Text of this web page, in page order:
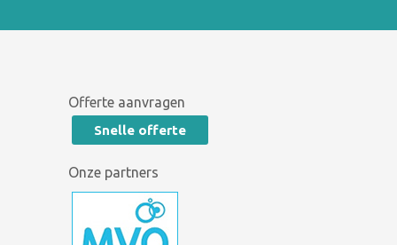
Offerte aanvragen
Snelle offerte
Onze partners